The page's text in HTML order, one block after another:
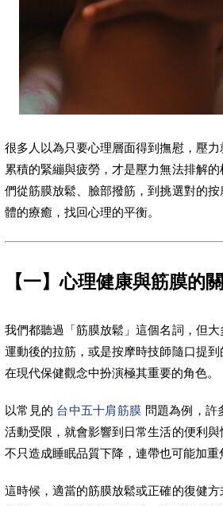
很多人以為只要心理層面得到撫慰，壓
累積的緊繃與疲勞，才是壓力無法排解
們從筋膜放鬆、臉部撥筋，到挑選對的
體的療癒，找回心理的平衡。
【一】心理健康與筋膜的
我們都聽過「筋膜放鬆」這個名詞，但
運動後的拉筋，或是按摩時技師隨口提
在現代保健觀念中扮演極其重要的角色。
以常見的 台中五十肩筋膜 問題為例，許
活動受限，就會影響到日常生活的便利
不只造成睡眠品質下降，連帶也可能加重
這時候，適當的筋膜放鬆或正確的復健